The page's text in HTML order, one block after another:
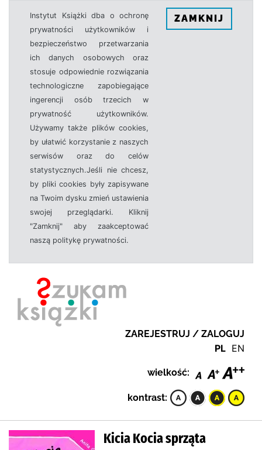
Instytut Książki dba o ochronę
prywatności użytkowników i
bezpieczeństwo przetwarzania
ich danych osobowych oraz
stosuje odpowiednie rozwiązania
technologiczne zapobiegające
ingerencji osób trzecich w
prywatność użytkowników.
Używamy także plików cookies,
by ułatwić korzystanie z naszych
serwisów oraz do celów
statystycznych.Jeśli nie chcesz,
by pliki cookies były zapisywane
na Twoim dysku zmień ustawienia
swojej przeglądarki. Kliknij
"Zamknij" aby zaakceptować
naszą politykę prywatności.
ZAMKNIJ
ZAREJESTRUJ / ZALOGUJ
PL EN
wielkość:
kontrast:
Kicia Kocia sprząta